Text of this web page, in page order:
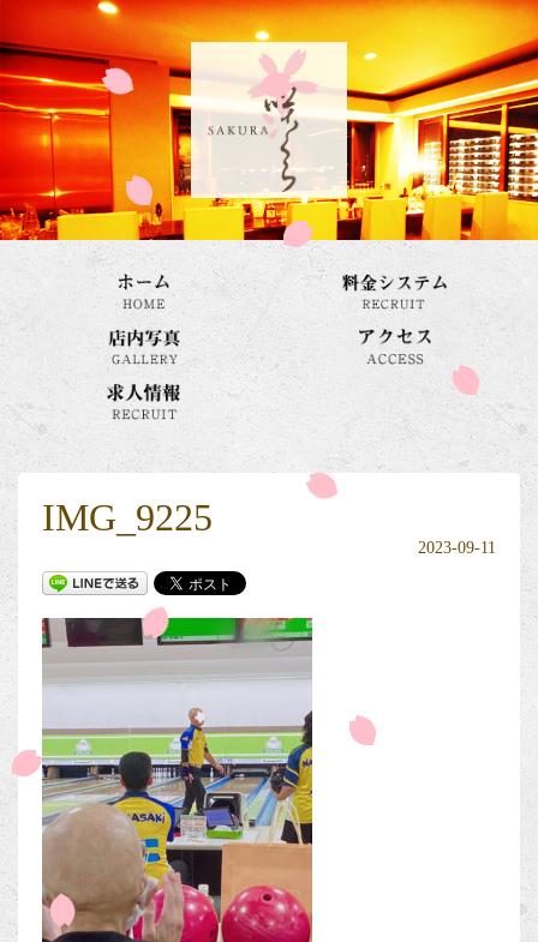
IMG_9225
2023-09-11